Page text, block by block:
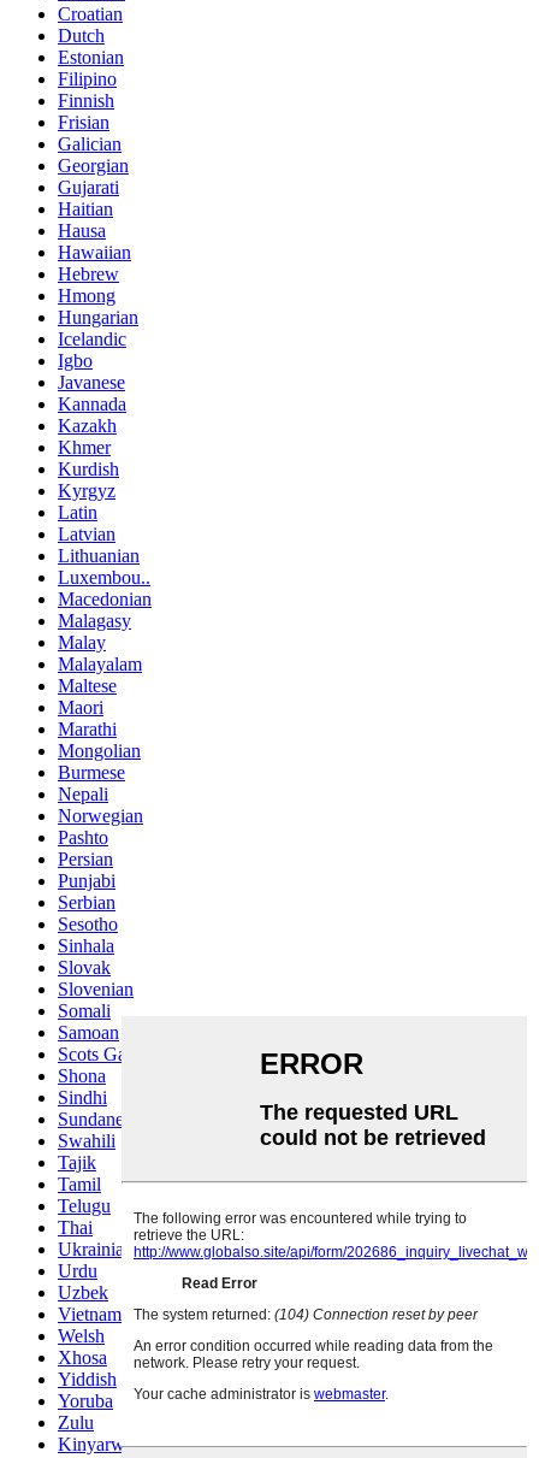
Croatian
Dutch
Estonian
Filipino
Finnish
Frisian
Galician
Georgian
Gujarati
Haitian
Hausa
Hawaiian
Hebrew
Hmong
Hungarian
Icelandic
Igbo
Javanese
Kannada
Kazakh
Khmer
Kurdish
Kyrgyz
Latin
Latvian
Lithuanian
Luxembou..
Macedonian
Malagasy
Malay
Malayalam
Maltese
Maori
Marathi
Mongolian
Burmese
Nepali
Norwegian
Pashto
Persian
Punjabi
Serbian
Sesotho
Sinhala
Slovak
Slovenian
Somali
Samoan
Scots Gaelic
Shona
Sindhi
Sundanese
Swahili
Tajik
Tamil
Telugu
Thai
Ukrainian
Urdu
Uzbek
Vietnamese
Welsh
Xhosa
Yiddish
Yoruba
Zulu
Kinyarwanda